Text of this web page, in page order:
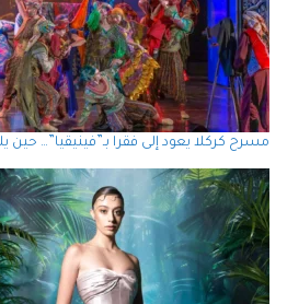
مسرح كركلا يعود إلى فقرا بـ”فينيقيا”… حين